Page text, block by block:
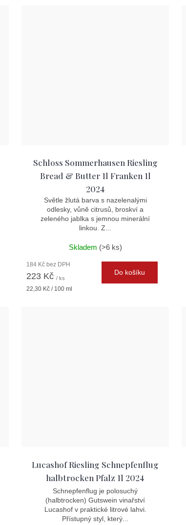
Schloss Sommerhausen Riesling
Bread & Butter 1l Franken 1l
2024
Světle žlutá barva s nazelenalými
odlesky, vůně citrusů, broskví a
zeleného jablka s jemnou minerální
linkou. Z...
Skladem (>6 ks)
184 Kč bez DPH
223 Kč/ ks
Měrná
22,30 Kč / 100 ml
Do košíku
Lucashof Riesling Schnepfenflug
halbtrocken Pfalz 1l 2024
Schnepfenflug je polosuchý
(halbtrocken) Gutswein vinařství
Lucashof v praktické litrové lahvi.
Přístupný styl, který...